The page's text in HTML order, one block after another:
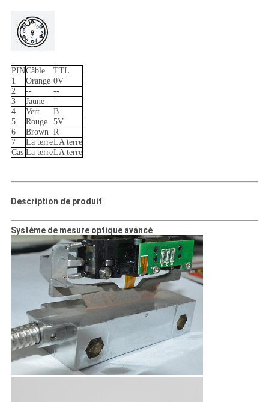
PINCâble
TTL
1
Orange 0V
2
--
--
3
Jaune
4
Vert
B
5
Rouge
5V
6
Brown R
7
La terreLA terre
Cas La terreLA terre
Description de produit
Système de mesure optique avancé